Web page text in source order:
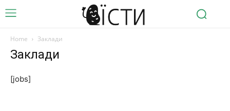
Home Заклади
Заклади
[jobs]